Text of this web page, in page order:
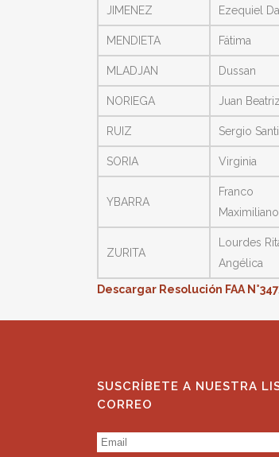
JIMENEZ Ezequiel
MENDIETA Fátima
MLADJAN Dussan
NORIEGA Juan Beatriz
RUIZ Sergio
SORIA Virginia
YBARRA
Franco
Maximiliano
ZURITA
Lourdes
Angélica
Descargar Resolución FAA
SUSCRÍBETE A NUESTRA
CORREO